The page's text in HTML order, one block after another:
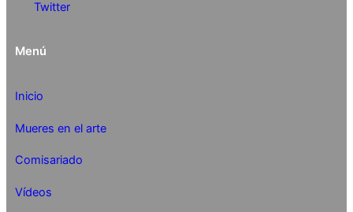
Twitter
Menú
Inicio
Mueres en el arte
Comisariado
Vídeos